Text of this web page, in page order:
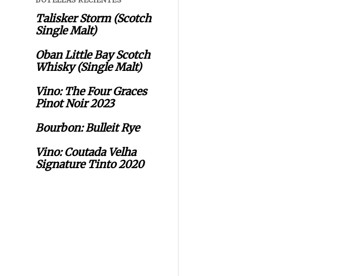
Talisker Storm (Scotch
Single Malt)
Oban Little Bay Scotch
Whisky (Single Malt)
Vino: The Four Graces
Pinot Noir 2023
Bourbon: Bulleit Rye
Vino: Coutada Velha
Signature Tinto 2020